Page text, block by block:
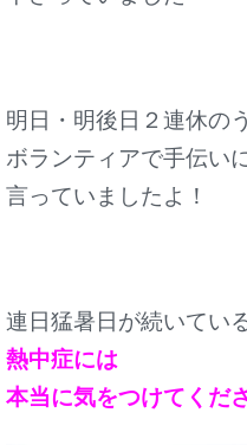
明日・明後日２連休の
ボランティアで手伝い
言っていましたよ！
連日猛暑日が続いてい
熱中症には
本当に気をつけてくだ